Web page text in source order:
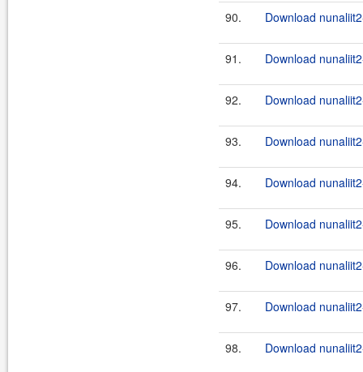
90. Download
91. Download
92. Download
93. Download
94. Download
95. Download
96. Download
97. Download
98. Download